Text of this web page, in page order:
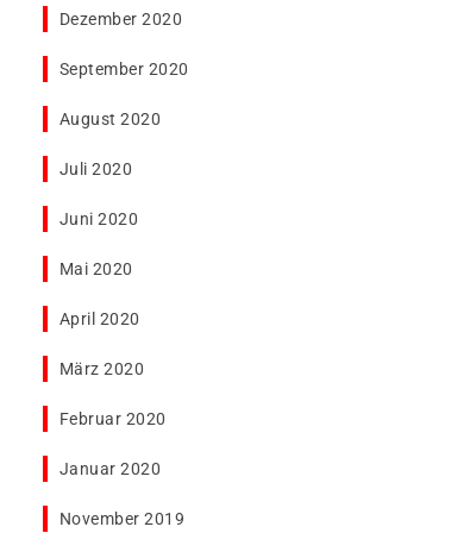
Dezember 2020
September 2020
August 2020
Juli 2020
Juni 2020
Mai 2020
April 2020
März 2020
Februar 2020
Januar 2020
November 2019